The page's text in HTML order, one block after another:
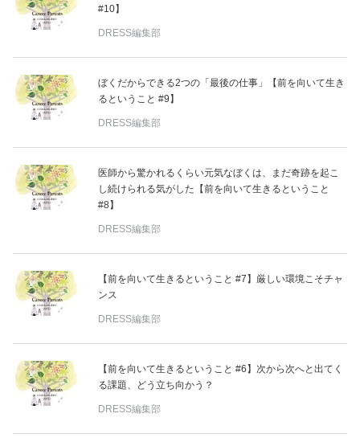
#10】
DRESS編集部
ぼくだからできる2つの「最後の仕事」【前を向いて生き
るということ #9】
DRESS編集部
医師から驚かれるくらい元気なぼくは、まだ奇跡を起こ
し続けられる気がした【前を向いて生きるということ
#8】
DRESS編集部
【前を向いて生きるということ #7】厳しい環境こそチャ
ンス
DRESS編集部
【前を向いて生きるということ #6】次から次へと出てく
る課題、どう立ち向かう？
DRESS編集部